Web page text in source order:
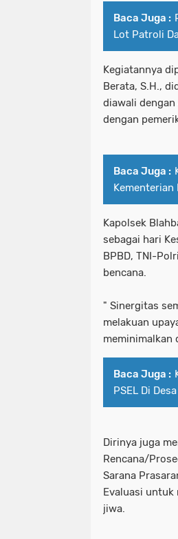
Baca Juga :
Lot Patroli
Kegiatannya
Berata, S.H.,
diawali
dengan
Baca Juga :
Kementerian
Kapolsek
sebagai hari
BPBD, TNI-
bencana.
" Sinergitas
melakuan
meminimalkan
Baca Juga :
PSEL Di
Dirinya juga
Rencana/
Sarana
Evaluasi untuk
jiwa.